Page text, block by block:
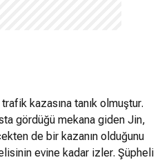
kazasına tanık olmuştur.
gördüğü mekana giden Jin,
de bir kazanın olduğunu
evine kadar izler. Şüpheli